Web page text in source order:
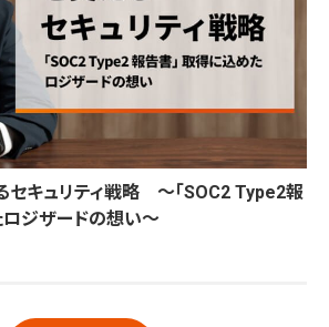
セキュリティ戦略 ～「SOC2 Type2報
ロジザードの想い～